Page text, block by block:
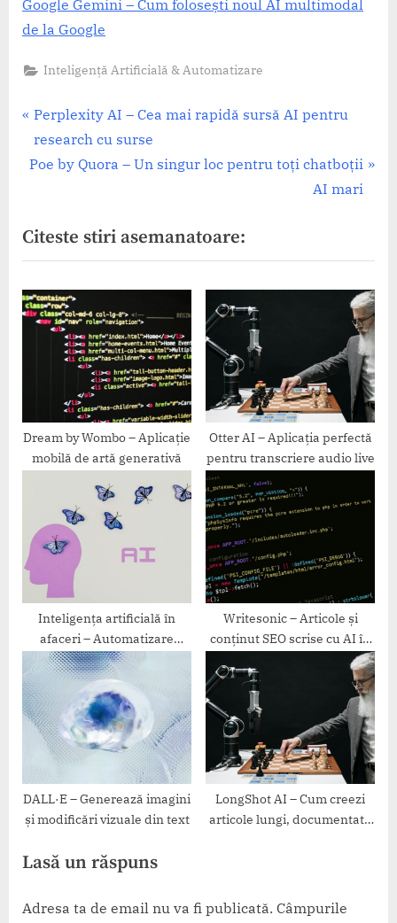
Google Gemini – Cum folosești noul AI multimodal
de la Google
Inteligență Artificială & Automatizare
Navigare
în
P
r
e
o
u
s
P
Perplexity AI – Cea mai rapidă sursă AI pentru
research cu surse
N
t
P
o
s
Poe by Quora – Un singur loc pentru toți chatboții
AI mari
Citeste stiri asemanatoare:
Dream by Wombo – Aplicație
mobilă de artă generativă
Otter AI – Aplicația perfectă
pentru transcriere audio live
Inteligența artificială în
afaceri – Automatizare
eficientă
Writesonic – Articole și
conținut SEO scrise cu AI în
DALL·E – Generează imagini
și modificări vizuale din text
LongShot AI – Cum creezi
articole lungi, documentate
Lasă un răspuns
Adresa ta de email nu va fi publicată. Câmpurile